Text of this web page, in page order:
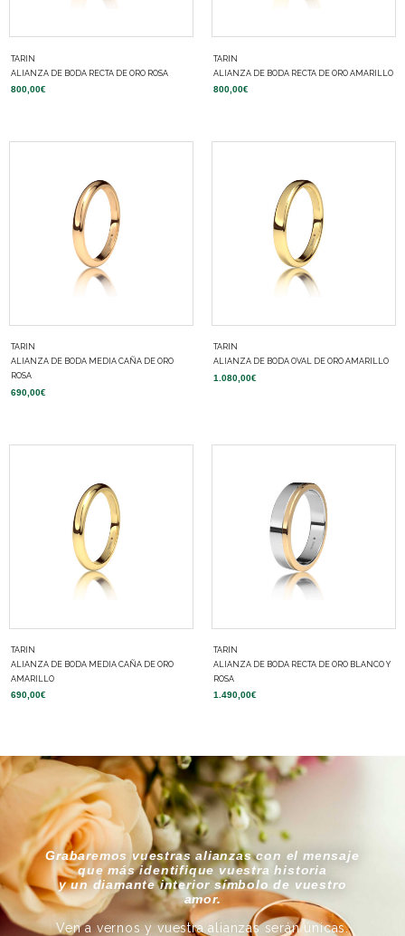
TARIN
ALIANZA DE BODA RECTA DE ORO ROSA
800,00€
TARIN
ALIANZA DE BODA RECTA DE ORO AMARILLO
800,00€
TARIN
ALIANZA DE BODA MEDIA CAÑA DE ORO
ROSA
690,00€
TARIN
ALIANZA DE BODA OVAL DE ORO AMARILLO
1.080,00€
TARIN
ALIANZA DE BODA MEDIA CAÑA DE ORO
AMARILLO
690,00€
TARIN
ALIANZA DE BODA RECTA DE ORO BLANCO Y
ROSA
1.490,00€
Grabaremos vuestras alianzas con el mensaje
que más identifique vuestra historia
y un diamante interior símbolo de vuestro
amor.
Ven a vernos y vuestra alianzas serán únicas.